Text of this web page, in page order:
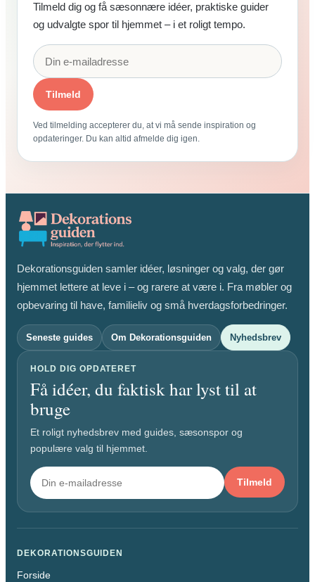
Tilmeld dig og få sæsonnære idéer, praktiske guider
og udvalgte spor til hjemmet – i et roligt tempo.
Tilmeld
Ved tilmelding accepterer du, at vi må sende inspiration og
opdateringer. Du kan altid afmelde dig igen.
Dekorationsguiden samler idéer, løsninger og valg, der gør
hjemmet lettere at leve i – og rarere at være i. Fra møbler og
opbevaring til have, familieliv og små hverdagsforbedringer.
Seneste guides Om Dekorationsguiden Nyhedsbrev
HOLD DIG OPDATERET
Få idéer, du faktisk har lyst til at
bruge
Et roligt nyhedsbrev med guides, sæsonspor og
populære valg til hjemmet.
Tilmeld
DEKORATIONSGUIDEN
Forside